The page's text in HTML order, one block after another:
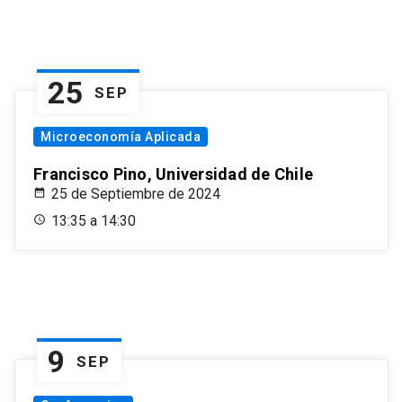
25 SEP
Microeconomía Aplicada
Francisco Pino, Universidad de Chile
25 de Septiembre de 2024
13:35 a 14:30
9 SEP